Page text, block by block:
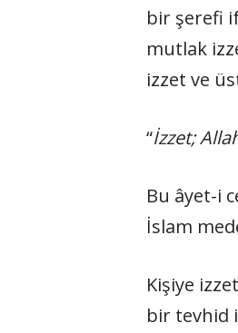
bir şerefi
mutlak
izzet ve
“İzzet;
Bu âyet-i
İslam
Kişiye
bir tevhid